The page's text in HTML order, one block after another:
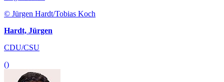
© Jürgen Hardt/Tobias Koch
Hardt, Jürgen
CDU/CSU
()